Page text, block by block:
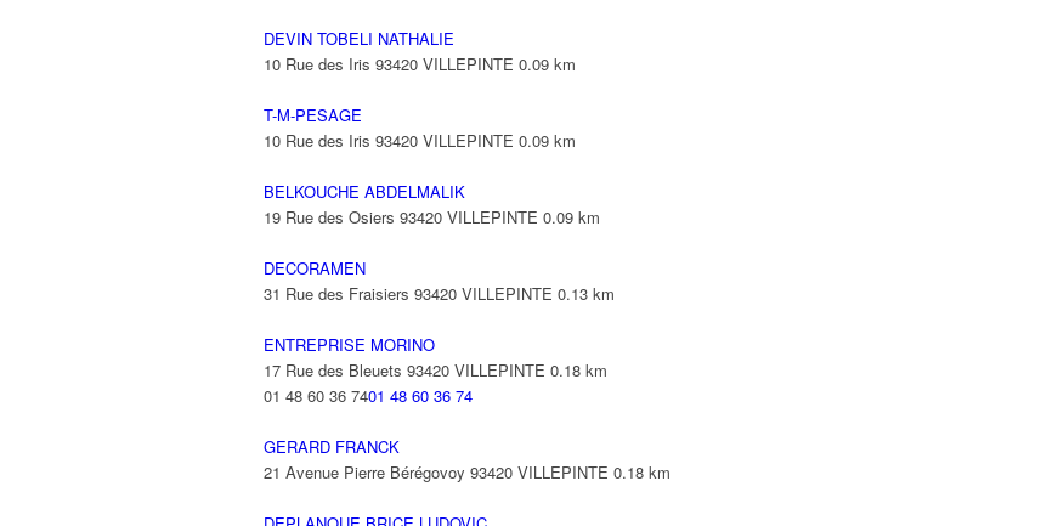
DEVIN TOBELI NATHALIE
10 Rue des Iris 93420 VILLEPINTE 0.09 km
T-M-PESAGE
10 Rue des Iris 93420 VILLEPINTE 0.09 km
BELKOUCHE ABDELMALIK
19 Rue des Osiers 93420 VILLEPINTE 0.09 km
DECORAMEN
31 Rue des Fraisiers 93420 VILLEPINTE 0.13 km
ENTREPRISE MORINO
17 Rue des Bleuets 93420 VILLEPINTE 0.18 km
01 48 60 36 7401 48 60 36 74
GERARD FRANCK
21 Avenue Pierre Bérégovoy 93420 VILLEPINTE 0.18 km